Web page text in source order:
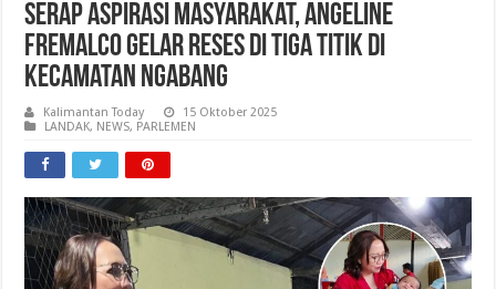
Serap Aspirasi Masyarakat, Angeline
Fremalco Gelar Reses di Tiga Titik di
Kecamatan Ngabang
Kalimantan Today
15 Oktober 2025
LANDAK, NEWS, PARLEMEN